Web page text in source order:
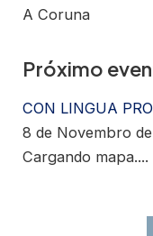
A Coruna
Próximo
CON LINGUA
8 de Novembro
Cargando mapa....